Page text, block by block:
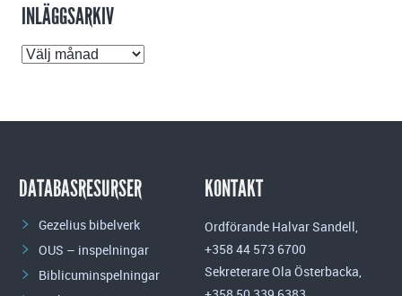
INLÄGGSARKIV
Inläggsarkiv
DATABASRESURSER
Gezelius bibelverk
OUS – inspelningar
Biblicuminspelningar
KONTAKT
Ordförande Halvar Sandell,
+358 44 573 6700
Sekreterare Ola Österbacka,